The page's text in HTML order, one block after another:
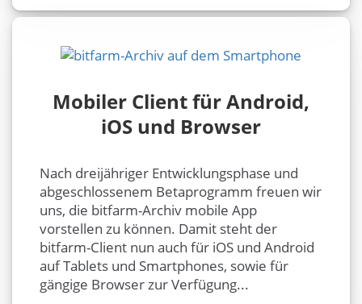
Mobiler Client für Android,
iOS und Browser
Nach dreijähriger Entwicklungsphase und
abgeschlossenem Betaprogramm freuen wir
uns, die bitfarm-Archiv mobile App
vorstellen zu können. Damit steht der
bitfarm-Client nun auch für iOS und Android
auf Tablets und Smartphones, sowie für
gängige Browser zur Verfügung...